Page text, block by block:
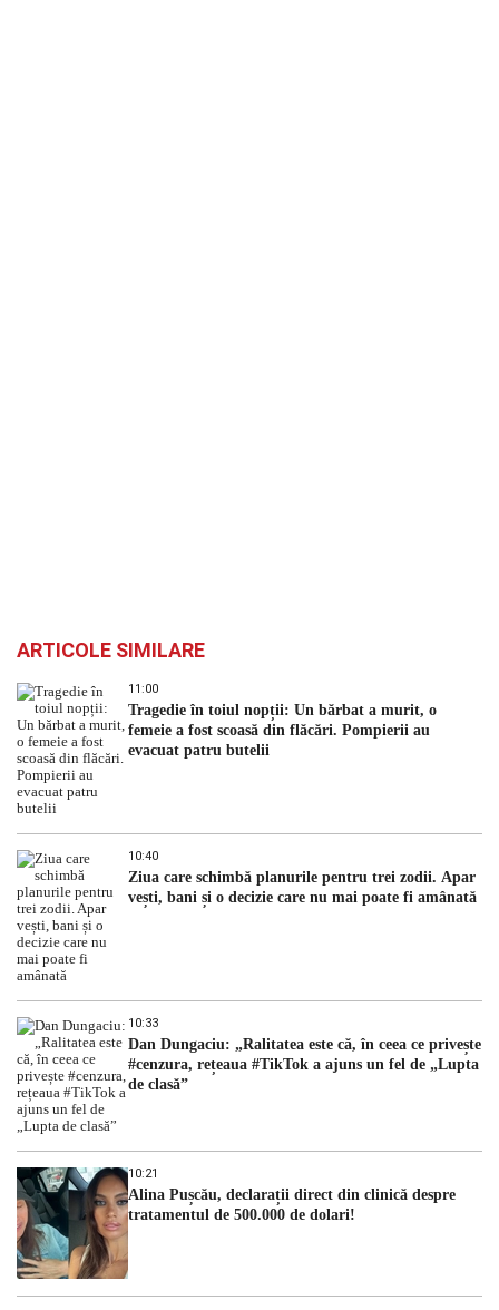
ARTICOLE SIMILARE
11:00
Tragedie în toiul nopții: Un bărbat a murit, o
femeie a fost scoasă din flăcări. Pompierii au
evacuat patru butelii
10:40
Ziua care schimbă planurile pentru trei zodii. Apar
vești, bani și o decizie care nu mai poate fi amânată
10:33
Dan Dungaciu: „Ralitatea este că, în ceea ce privește
#cenzura, rețeaua #TikTok a ajuns un fel de „Lupta
de clasă”
10:21
Alina Pușcău, declarații direct din clinică despre
tratamentul de 500.000 de dolari!